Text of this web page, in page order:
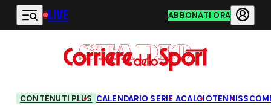
Vai al contenuto principale
LIVE ABBONATI ORA
CONTENUTI PLUS CALENDARIO SERIE ACALCIOTENNIS